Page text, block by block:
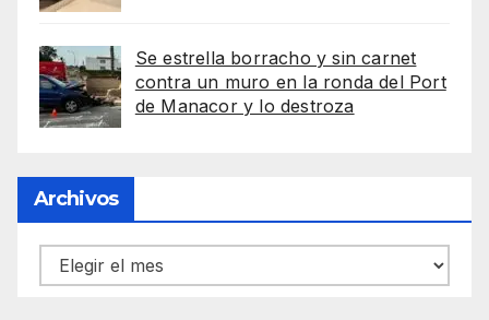
Se estrella borracho y sin carnet
contra un muro en la ronda del Port
de Manacor y lo destroza
Archivos
Archivos